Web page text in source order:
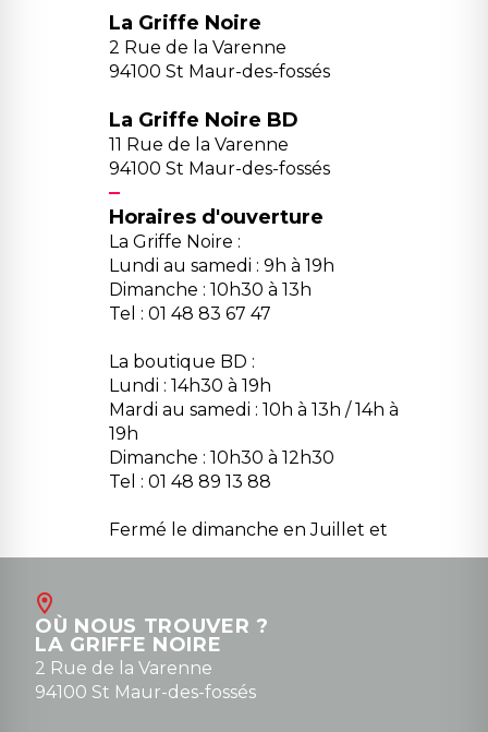
La Griffe Noire
2 Rue de la Varenne
94100 St Maur-des-fossés
La Griffe Noire BD
11 Rue de la Varenne
94100 St Maur-des-fossés
Horaires d'ouverture
La Griffe Noire :
Lundi au samedi : 9h à 19h
Dimanche : 10h30 à 13h
Tel : 01 48 83 67 47
La boutique BD :
Lundi : 14h30 à 19h
Mardi au samedi : 10h à 13h / 14h à
19h
Dimanche : 10h30 à 12h30
Tel : 01 48 89 13 88
Fermé le dimanche en Juillet et
Août
contact@la-griffe-noire.com
0148836747
OÙ NOUS TROUVER ?
LA GRIFFE NOIRE
2 Rue de la Varenne
94100 St Maur-des-fossés